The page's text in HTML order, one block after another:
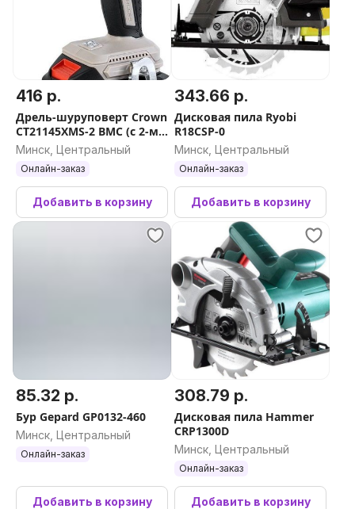
416 р.
Дрель-шуруповерт Crown
CT21145XMS-2 BMC (с 2-мя
АКБ, кейс)
Минск, Центральный
Онлайн-заказ
Добавить в корзину
343.66 р.
Дисковая пила Ryobi
R18CSP-0
Минск, Центральный
Онлайн-заказ
Добавить в корзину
85.32 р.
Бур Gepard GP0132-460
Минск, Центральный
Онлайн-заказ
Добавить в корзину
308.79 р.
Дисковая пила Hammer
CRP1300D
Минск, Центральный
Онлайн-заказ
Добавить в корзину